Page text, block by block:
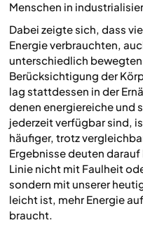
Menschen in
Dabei zeigte sich, dass
Energie verbrauchten,
unterschiedlich
Berücksichtigung der
lag stattdessen in der
denen energiereiche und
jederzeit verfügbar sind,
häufiger, trotz
Ergebnisse deuten
Linie nicht mit Faulheit
sondern mit unserer
leicht ist, mehr Energie
braucht.